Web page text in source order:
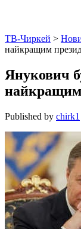
ТВ-Чиркей >
найкращим
Янукович
найкращим
Published by chirk1